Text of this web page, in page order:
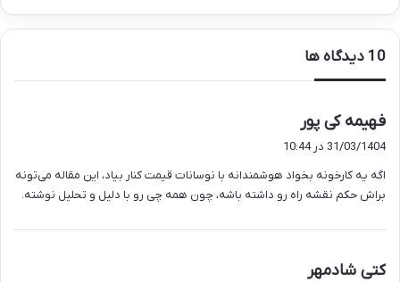
‫10 دیدگاه ها
فهیمه کی پور
ف
:
31/03/1404 در 10:44
اگه یه کارخونه بخواد هوشمندانه با نوسانات قیمت کنار بیاد، این مقاله می‌تونه
براش حکم نقشه راه رو داشته باشه، چون همه چی رو با دلیل و تحلیل نوشته.
کتی شادمهر